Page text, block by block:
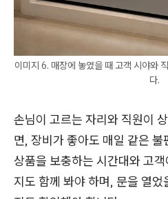
이미지 6. 매장에 놓였을 때 고객 시야와
다.
손님이 고르는 자리와 직원이
면, 장비가 좋아도 매일 같은
상품을 보충하는 시간대와 고
지도 함께 봐야 하며, 문을 열